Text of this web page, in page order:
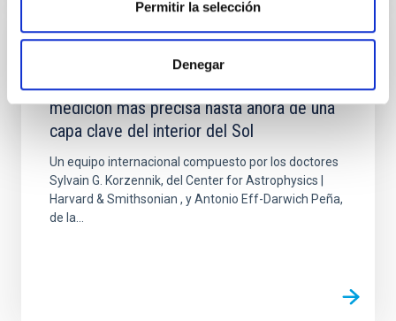
Permitir la selección
Denegar
Investigadores del IAC y la ULL logran la
medición más precisa hasta ahora de una
capa clave del interior del Sol
Un equipo internacional compuesto por los doctores
Sylvain G. Korzennik, del Center for Astrophysics |
Harvard & Smithsonian , y Antonio Eff-Darwich Peña,
de la...